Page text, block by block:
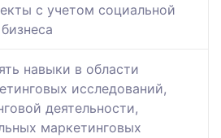
с учетом социальной
навыки в области
исследований,
деятельности,
маркетинговых